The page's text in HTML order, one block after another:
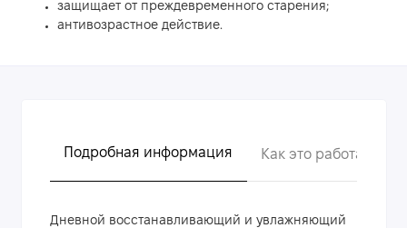
защищает от преждевременного старения;
антивозрастное действие.
Подробная информация Как это работает?
Дневной восстанавливающий и увлажняющий